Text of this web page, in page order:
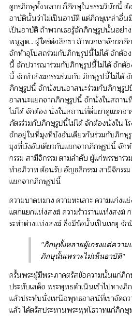
ดูกรภิกษุทั้งหลาย ก็ภิกษุในธรรมวินัยนี้ ต้
อาบัตินั้นว่าไม่เป็นอาบัติ แต่ภิกษุเหล่าอื่น
เป็นอาบัติ ถ้าพวกเธอรู้จักภิกษุรูปนั้นอย่า
พหูสูต... ผู้ใคร่ต่อสิกขา ถ้าพวกเราจักยกภิ
จักทำอุโบสถร่วมกับภิกษุรูปนี้ไม่ได้ จักต้อ
นี้ จักปวารณาร่วมกับภิกษุรูปนี้ไม่ได้ จักต้
นี้ จักทำสังฆกรรมร่วมกับ ภิกษุรูปนี้ไม่ได้
ภิกษุรูปนี้ จักนั่งบนอาสนะร่วมกับภิกษุรูป
อาสนะแยกจากภิกษุรูปนี้ จักนั่งในสถาน
ไม่ได้ จักต้อง นั่งในสถานที่ดื่มยาคูแยกจ
ภัตรร่วมกับภิกษุรูปนี้ไม่ได้ จักต้องนั่งใน โ
จักอยู่ในที่มุงที่บังอันเดียวกันร่วมกับภิกษุ
มุงที่บังอันเดียวกันแยกจากภิกษุรูปนี้ จัก
กรรม สามีจิกรรม ตามลำดับ ผู้แก่พรรษาร่
ทำอภิวาท ต้อนรับ อัญชลีกรรม สามีจิกรร
แยกจากภิกษุรูปนี้
ความบาดหมาง ความทะเลาะ ความแก่งแ
แตกแยกแห่งสงฆ์ ความร้าวรานแห่งสงฆ์
ระทำต่างแห่งสงฆ์ ซึ่งมีข้อนั้นเป็นเหตุ จั
"ภิกษุทั้งหลายผู้เกรงแต่ควา
ภิกษุนั้นเพราะไม่เห็นอาบัติ"
ครั้นพระผู้มีพระภาคตรัสข้อความนั้นแก่ภิ
ประทับเสด็จ พระพุทธดำเนินเข้าไปทา
แล้วประทับนั่งเหนือพุทธอาสน์ที่เขาจัดถ
แล้ว ได้ตรัสประทานพระพุทโธวาทแก่ภิ